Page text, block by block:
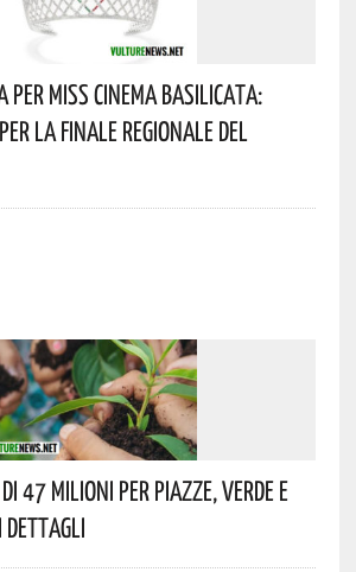
Per Miss Cinema Basilicata:
La Finale Regionale Del
47 Milioni Per Piazze, Verde E
Dettagli